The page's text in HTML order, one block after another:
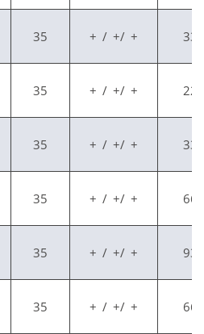
35 + / +/ + 330
35 + / +/ + 220
35 + / +/ + 330
35 + / +/ + 660
35 + / +/ + 935
35 + / +/ + 660